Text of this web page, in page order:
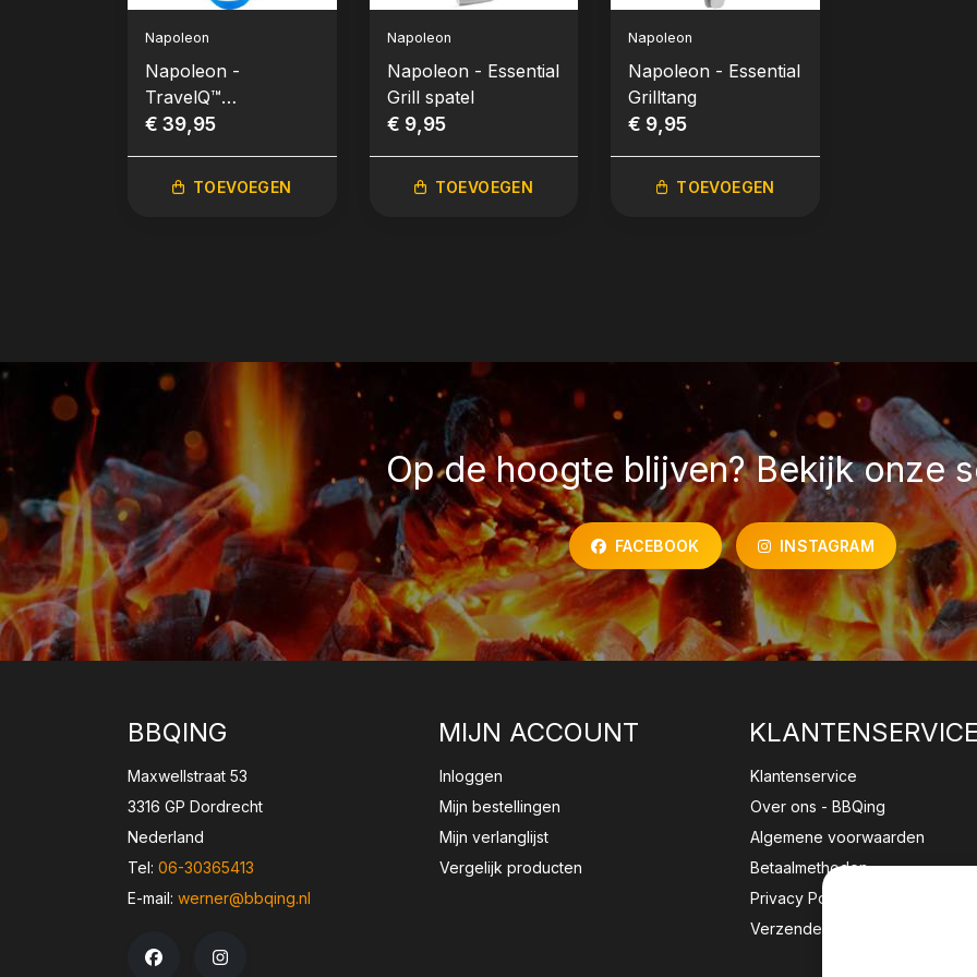
Napoleon
Napoleon -
TravelQ™
grillbestekset, 3-delig
€ 39,95
TOEVOEGEN
Napoleon
Napoleon - Essential
Grill spatel
€ 9,95
TOEVOEGEN
Napoleon
Napoleon - Essential
Grilltang
€ 9,95
TOEVOEGEN
Op de hoogte blijven? Bekijk onze
FACEBOOK INSTAGRAM
BBQING
Maxwellstraat 53
3316 GP Dordrecht
Nederland
Tel: 06-30365413
E-mail: werner@bbqing.nl
MIJN ACCOUNT
Inloggen
Mijn bestellingen
Mijn verlanglijst
Vergelijk producten
KLANTENSERVICE
Klantenservice
Over ons - BBQing
Algemene voorwaarden
Betaalmethoden
Privacy Policy
Verzenden & retourneren